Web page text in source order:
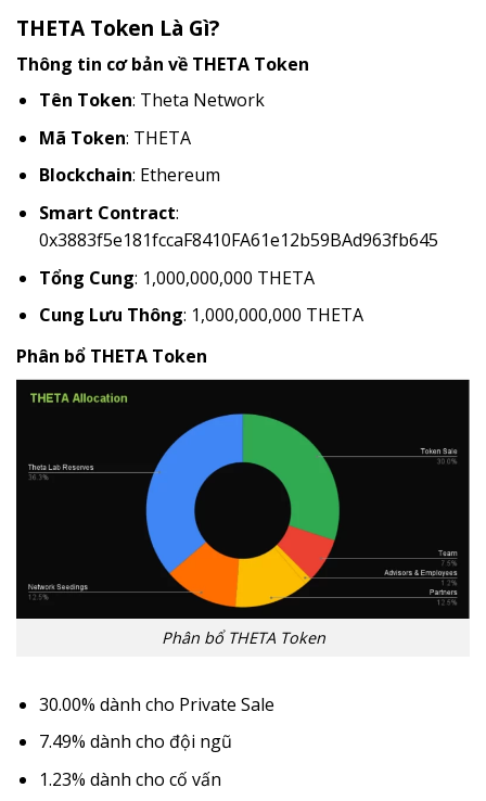
THETA Token Là Gì?
Thông tin cơ bản về THETA Token
Tên Token: Theta Network
Mã Token: THETA
Blockchain: Ethereum
Smart Contract:
0x3883f5e181fccaF8410FA61e12b59BAd963fb645
Tổng Cung: 1,000,000,000 THETA
Cung Lưu Thông: 1,000,000,000 THETA
Phân bổ THETA Token
Phân bổ THETA Token
30.00% dành cho Private Sale
7.49% dành cho đội ngũ
1.23% dành cho cố vấn